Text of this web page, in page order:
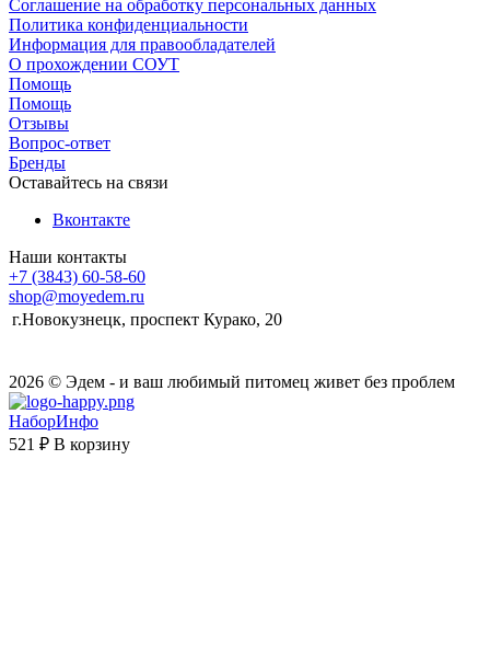
Соглашение на обработку персональных данных
Политика конфиденциальности
Информация для правообладателей
О прохождении СОУТ
Помощь
Помощь
Отзывы
Вопрос-ответ
Бренды
Оставайтесь на связи
Вконтакте
Наши контакты
+7 (3843) 60-58-60
shop@moyedem.ru
г.Новокузнецк, проспект Курако, 20
2026 © Эдем - и ваш любимый питомец живет без проблем
НаборИнфо
521 ₽ В корзину